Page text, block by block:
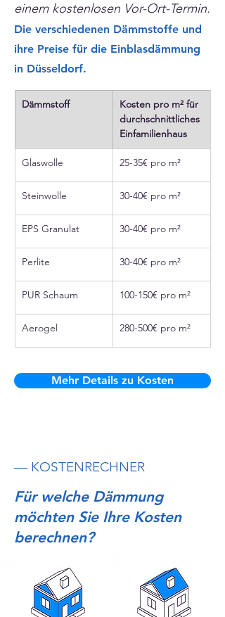
einem kostenlosen Vor-Ort-Termin.
Die verschiedenen Dämmstoffe und
ihre Preise für die Einblasdämmung
in Düsseldorf.
Dämmstoff
Kosten pro m² für
durchschnittliches
Einfamilienhaus
Glaswolle 25-35€ pro m²
Steinwolle 30-40€ pro m²
EPS Granulat 30-40€ pro m²
Perlite 30-40€ pro m²
PUR Schaum 100-150€ pro m²
Aerogel 280-500€ pro m²
Mehr Details zu Kosten
— KOSTENRECHNER
Für welche Dämmung
möchten Sie Ihre Kosten
berechnen?